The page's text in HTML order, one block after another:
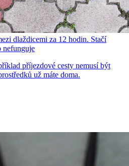
dlaždicemi za 12 hodin. Stačí
nefunguje
příjezdové cesty nemusí být
už máte doma.